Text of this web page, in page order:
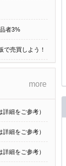
者3%
で売買しよう！
more
細をご参考）
細をご参考）
細をご参考）